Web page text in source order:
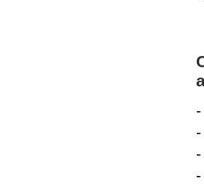
-
-
-
-